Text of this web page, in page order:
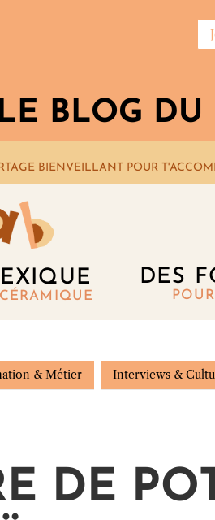
BLOG DU
BIENVEILLANT POUR
DES
& Métier Interviews &
DE